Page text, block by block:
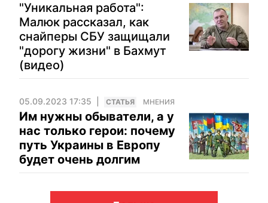
"Уникальная работа":
Малюк рассказал, как
снайперы СБУ защищали
"дорогу жизни" в Бахмут
(видео)
05.09.2023 17:35 CТАТЬЯ МНЕНИЯ
Им нужны обыватели, а у
нас только герои: почему
путь Украины в Европу
будет очень долгим